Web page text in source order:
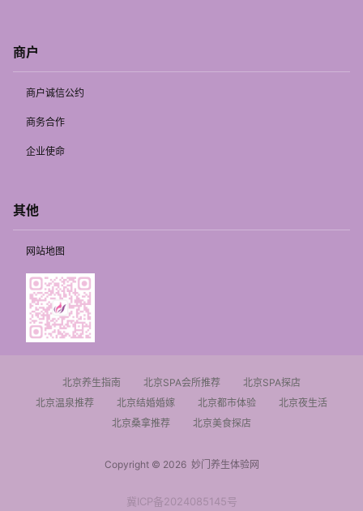
商户
商户诚信公约
商务合作
企业使命
其他
网站地图
北京养生指南 北京SPA会所推荐
北京SPA探店
北京温泉推荐
北京结婚婚嫁 北京都市体验
北京夜生活
北京桑拿推荐
北京美食探店
Copyright © 2026妙门养生体验网
冀ICP备2024085145号